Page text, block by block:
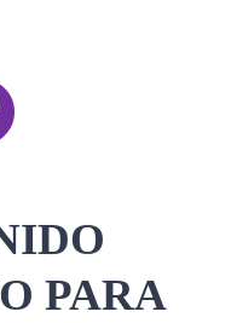
PARA